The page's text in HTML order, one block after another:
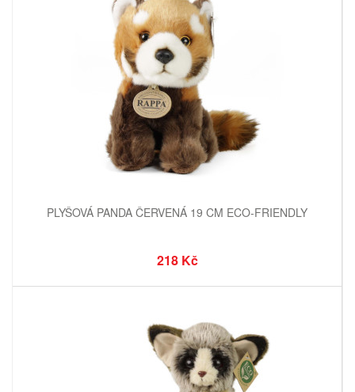
PLYŠOVÁ PANDA ČERVENÁ 19 CM ECO-FRIENDLY
218 Kč